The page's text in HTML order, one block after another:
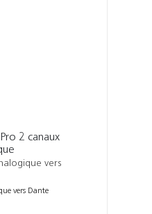
2 canaux
vers
vers Dante